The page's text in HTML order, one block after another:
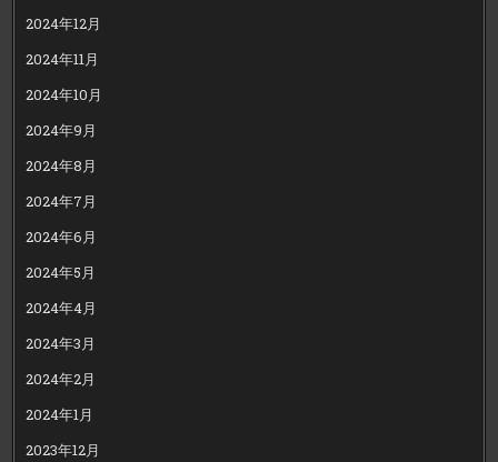
2024年12月
2024年11月
2024年10月
2024年9月
2024年8月
2024年7月
2024年6月
2024年5月
2024年4月
2024年3月
2024年2月
2024年1月
2023年12月